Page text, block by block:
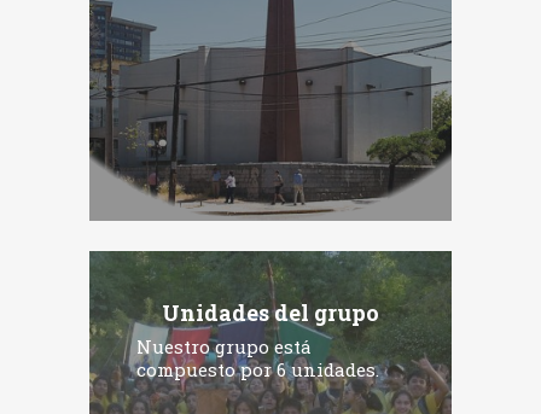
Unidades del grupo
Nuestro grupo está
compuesto por 6 unidades.